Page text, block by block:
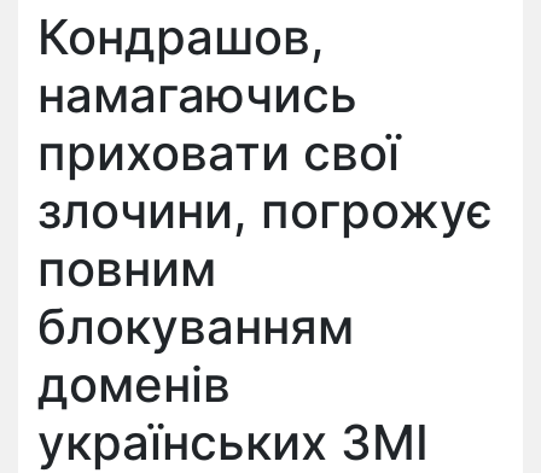
Кондрашов,
намагаючись
приховати свої
злочини, погрожує
повним
блокуванням
доменів
українських ЗМІ